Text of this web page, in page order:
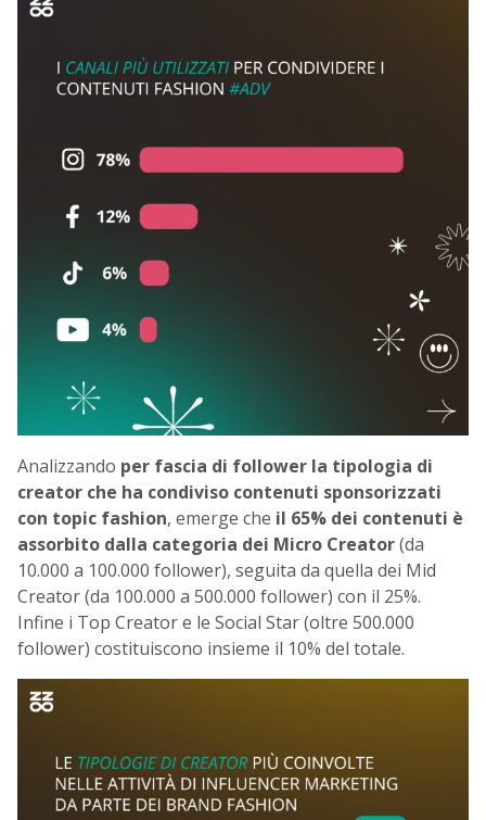
Analizzando per fascia di follower la tipologia di
creator che ha condiviso contenuti sponsorizzati
con topic fashion, emerge che il 65% dei contenuti è
assorbito dalla categoria dei Micro Creator(da
10.000 a 100.000 follower), seguita da quella dei Mid
Creator (da 100.000 a 500.000 follower) con il 25%.
Infine i Top Creator e le Social Star (oltre 500.000
follower) costituiscono insieme il 10% del totale.